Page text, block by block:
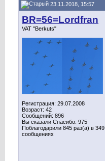
23.11.2018, 15:57
BR=56=Lordfran
VAT "Berkuts"
Регистрация: 29.07.2008
Возраст: 42
Сообщений: 896
Вы сказали Спасибо: 975
Поблагодарили 845 раз(а) в 349
сообщениях